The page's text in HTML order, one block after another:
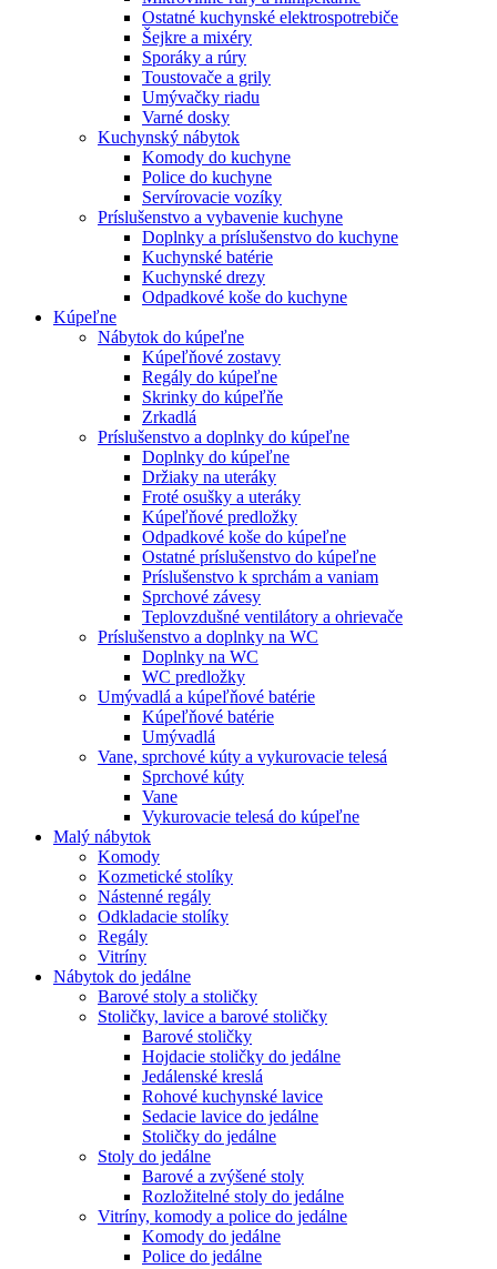
Ostatné kuchynské elektrospotrebiče
Šejkre a mixéry
Sporáky a rúry
Toustovače a grily
Umývačky riadu
Varné dosky
Kuchynský nábytok
Komody do kuchyne
Police do kuchyne
Servírovacie vozíky
Príslušenstvo a vybavenie kuchyne
Doplnky a príslušenstvo do kuchyne
Kuchynské batérie
Kuchynské drezy
Odpadkové koše do kuchyne
Kúpeľne
Nábytok do kúpeľne
Kúpeľňové zostavy
Regály do kúpeľne
Skrinky do kúpeľňe
Zrkadlá
Príslušenstvo a doplnky do kúpeľne
Doplnky do kúpeľne
Držiaky na uteráky
Froté osušky a uteráky
Kúpeľňové predložky
Odpadkové koše do kúpeľne
Ostatné príslušenstvo do kúpeľne
Príslušenstvo k sprchám a vaniam
Sprchové závesy
Teplovzdušné ventilátory a ohrievače
Príslušenstvo a doplnky na WC
Doplnky na WC
WC predložky
Umývadlá a kúpeľňové batérie
Kúpeľňové batérie
Umývadlá
Vane, sprchové kúty a vykurovacie telesá
Sprchové kúty
Vane
Vykurovacie telesá do kúpeľne
Malý nábytok
Komody
Kozmetické stolíky
Nástenné regály
Odkladacie stolíky
Regály
Vitríny
Nábytok do jedálne
Barové stoly a stoličky
Stoličky, lavice a barové stoličky
Barové stoličky
Hojdacie stoličky do jedálne
Jedálenské kreslá
Rohové kuchynské lavice
Sedacie lavice do jedálne
Stoličky do jedálne
Stoly do jedálne
Barové a zvýšené stoly
Rozložitelné stoly do jedálne
Vitríny, komody a police do jedálne
Komody do jedálne
Police do jedálne